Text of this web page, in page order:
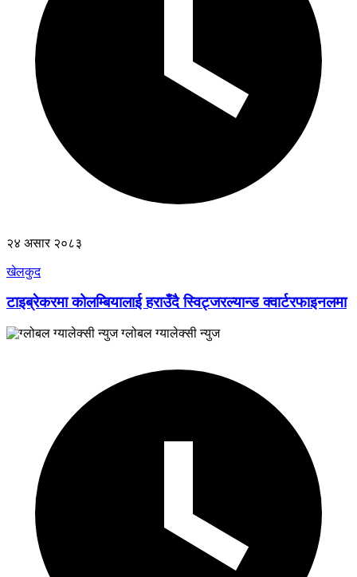
२४ असार २०८३
खेलकुद
टाइब्रेकरमा कोलम्बियालाई हराउँदै स्विट्जरल्यान्ड क्वार्टरफाइनलमा
ग्लोबल ग्यालेक्सी न्युज